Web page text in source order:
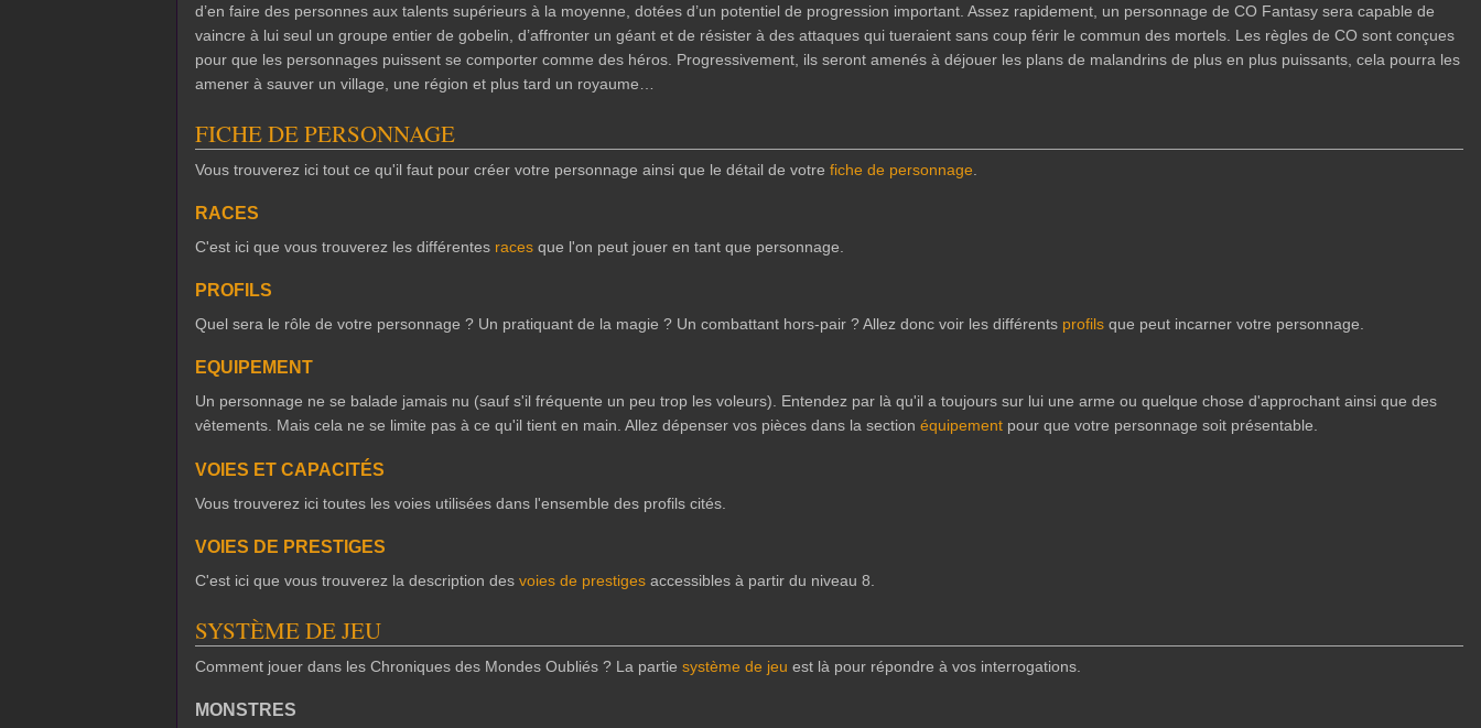
d’en faire des personnes aux talents supérieurs à la moyenne, dotées d’un potentiel de progression important. Assez rapidement, un personnage de CO Fantasy sera capable de
vaincre à lui seul un groupe entier de gobelin, d’affronter un géant et de résister à des attaques qui tueraient sans coup férir le commun des mortels. Les règles de CO sont conçues
pour que les personnages puissent se comporter comme des héros. Progressivement, ils seront amenés à déjouer les plans de malandrins de plus en plus puissants, cela pourra les
amener à sauver un village, une région et plus tard un royaume…
FICHE DE PERSONNAGE
Vous trouverez ici tout ce qu'il faut pour créer votre personnage ainsi que le détail de votre fiche de personnage
RACES
C'est ici que vous trouverez les différentes races que l'on peut jouer en tant que personnage.
PROFILS
Quel sera le rôle de votre personnage ? Un pratiquant de la magie ? Un combattant hors-pair ? Allez donc voir les différents profils que peut incarner votre personnage.
EQUIPEMENT
Un personnage ne se balade jamais nu (sauf s'il fréquente un peu trop les voleurs). Entendez par là qu'il a toujours sur lui une arme ou quelque chose d'approchant ainsi que des
vêtements. Mais cela ne se limite pas à ce qu'il tient en main. Allez dépenser vos pièces dans la section équipement pour que votre personnage soit présentable.
VOIES ET CAPACITÉS
Vous trouverez ici toutes les voies utilisées dans l'ensemble des profils cités.
VOIES DE PRESTIGES
C'est ici que vous trouverez la description des voies de prestiges accessibles à partir du niveau 8.
SYSTÈME DE JEU
Comment jouer dans les Chroniques des Mondes Oubliés ? La partie système de jeu est là pour répondre à vos interrogations.
MONSTRES